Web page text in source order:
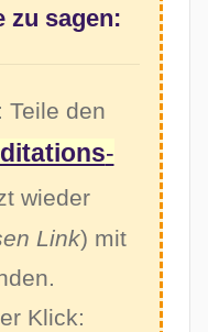
zu sagen:
Teile den
-
wieder
Link) mit
Klick: